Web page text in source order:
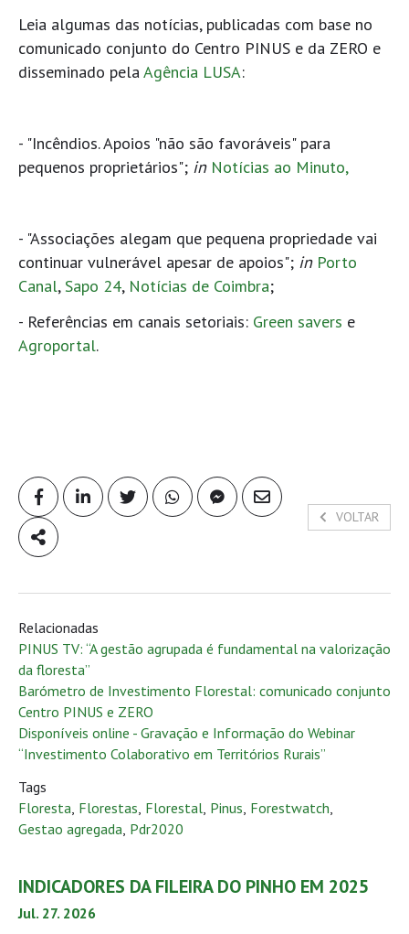
Leia algumas das notícias, publicadas com base no
comunicado conjunto do Centro PINUS e da ZERO e
disseminado pelaAgência LUSA:
- "Incêndios. Apoios "não são favoráveis" para
pequenos proprietários"; in Notícias ao Minuto,
- "Associações alegam que pequena propriedade vai
continuar vulnerável apesar de apoios"; in Porto
Canal,Sapo 24, Notícias de Coimbra;
- Referências em canais setoriais: Green savers e
Agroportal.
VOLTAR
Relacionadas
PINUS TV: “A gestão agrupada é fundamental na valorização
da floresta”
Barómetro de Investimento Florestal: comunicado conjunto
Centro PINUS e ZERO
Disponíveis online - Gravação e Informação do Webinar
“Investimento Colaborativo em Territórios Rurais”
Tags
Floresta, Florestas, Florestal, Pinus, Forestwatch,
Gestao agregada, Pdr2020
INDICADORES DA FILEIRA DO PINHO EM 2025
Jul. 27. 2026